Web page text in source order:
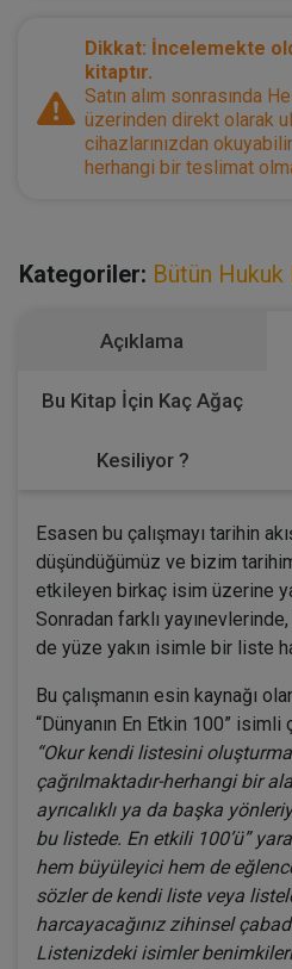
Dikkat: İncelemekte
kitaptır.
Satın alım sonrasında
üzerinden direkt olarak
cihazlarınızdan
herhangi bir teslimat
Kategoriler: Bütün Hukuk
Açıklama
Bu Kitap İçin Kaç Ağaç
Kesiliyor ?
Esasen bu çalışmayı tarihin
düşündüğümüz ve bizim
etkileyen birkaç isim üzerine
Sonradan farklı
de yüze yakın isimle bir liste
Bu çalışmanın esin kaynağı
“Dünyanın En Etkin 100” isimli
“Okur kendi listesini
çağrılmaktadır-herhangi bir
ayrıcalıklı ya da başka
bu listede. En etkili 100’ü”
hem büyüleyici hem de
sözler de kendi liste veya
harcayacağınız zihinsel
Listenizdeki isimler